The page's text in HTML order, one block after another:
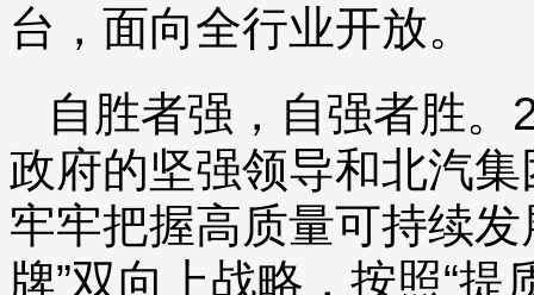
台，面向全行业开放。
自胜者强，自强者胜
政府的坚强领导和北汽
牢牢把握高质量可持续
牌”双向上战略，按照“